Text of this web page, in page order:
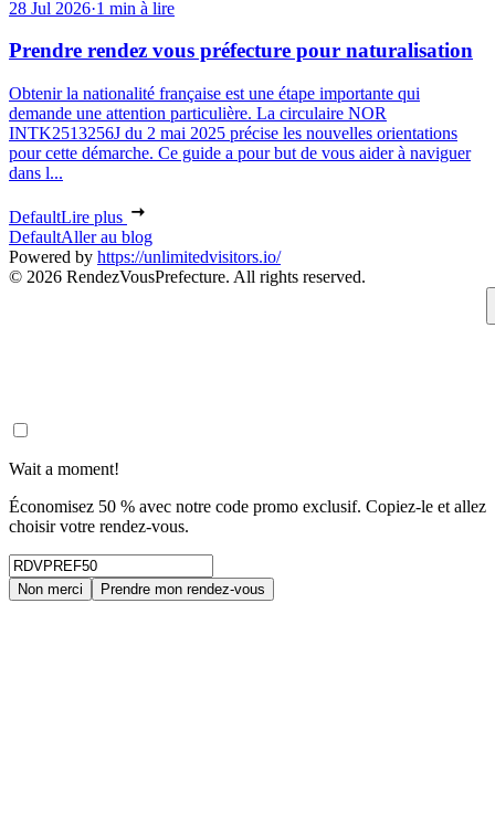
28 Jul 2026·1 min à lire
Prendre rendez vous préfecture pour naturalisation
Obtenir la nationalité française est une étape importante qui
demande une attention particulière. La circulaire NOR
INTK2513256J du 2 mai 2025 précise les nouvelles orientations
pour cette démarche. Ce guide a pour but de vous aider à naviguer
dans l...
DefaultLire plus
DefaultAller au blog
Powered by https://unlimitedvisitors.io/
© 2026 RendezVousPrefecture. All rights reserved.
Wait a moment!
Économisez 50 % avec notre code promo exclusif. Copiez-le et allez
choisir votre rendez-vous.
Non merci Prendre mon rendez-vous